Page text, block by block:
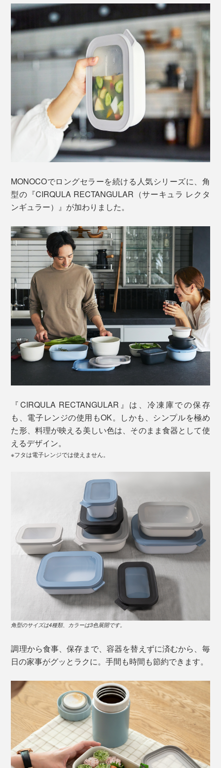
MONOCOでロングセラーを続ける人気シリーズに、角
型の『CIRQULA RECTANGULAR（サーキュラ レクタ
ンギュラー）』が加わりました。
『CIRQULA RECTANGULAR』は、冷凍庫での保存
も、電子レンジの使用もOK。しかも、シンプルを極め
た形、料理が映える美しい色は、そのまま食器として使
えるデザイン。
※フタは電子レンジでは使えません。
角型のサイズは4種類、カラーは3色展開です。
調理から食事、保存まで、容器を替えずに済むから、毎
日の家事がグッとラクに。手間も時間も節約できます。